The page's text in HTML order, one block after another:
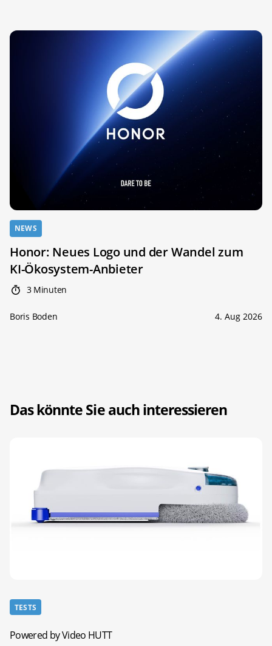
NEWS
Honor: Neues Logo und der Wandel zum
KI-Ökosystem-Anbieter
3 Minuten
Boris Boden 4. Aug 2026
Das könnte Sie auch interessieren
TESTS
Powered by Video HUTT